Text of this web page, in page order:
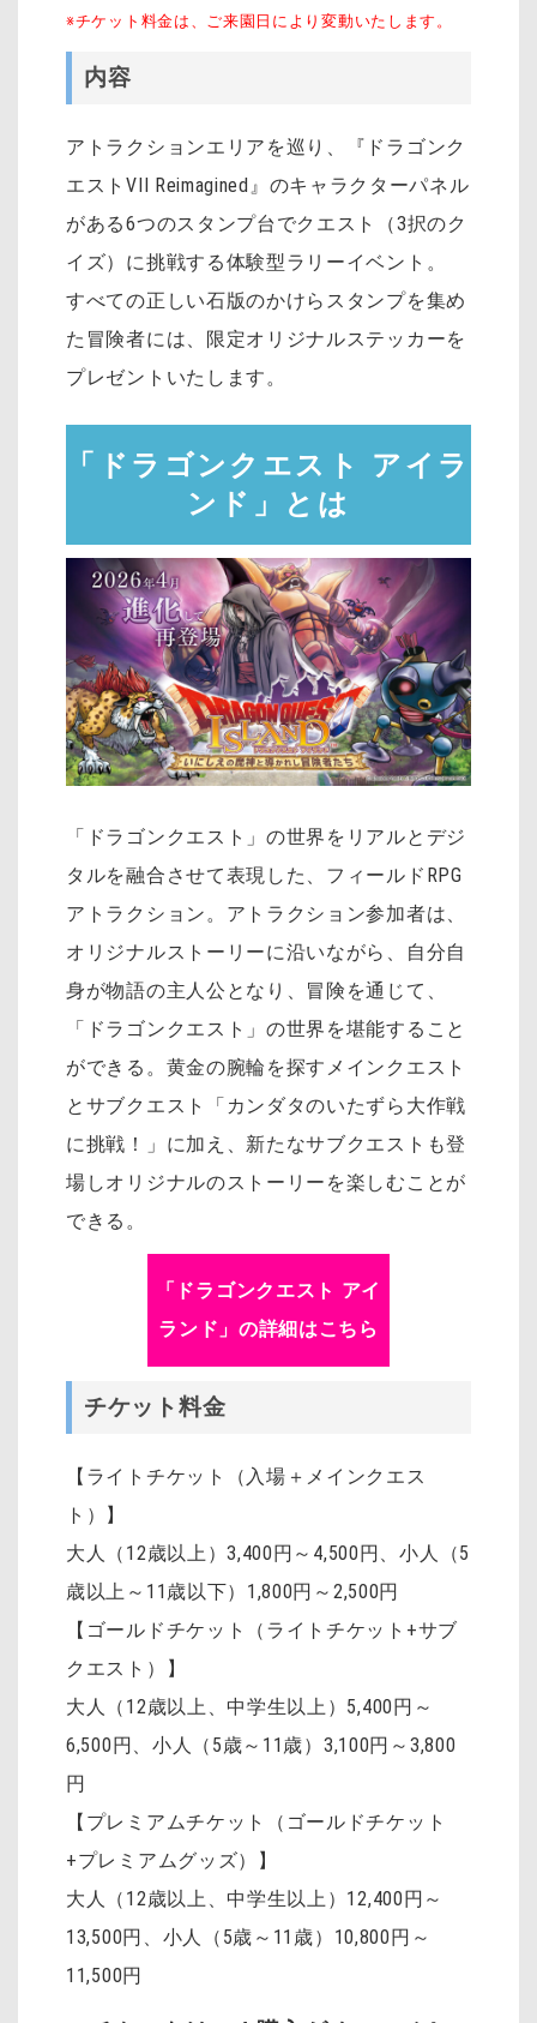
※チケット料金は、ご来園日により変動いたします。
内容
アトラクションエリアを巡り、『ドラゴンク
エストVII Reimagined』のキャラクターパネル
がある6つのスタンプ台でクエスト（3択のク
イズ）に挑戦する体験型ラリーイベント。
すべての正しい石版のかけらスタンプを集め
た冒険者には、限定オリジナルステッカーを
プレゼントいたします。
「ドラゴンクエスト アイラ
ンド」とは
「ドラゴンクエスト」の世界をリアルとデジ
タルを融合させて表現した、フィールドRPG
アトラクション。アトラクション参加者は、
オリジナルストーリーに沿いながら、自分自
身が物語の主人公となり、冒険を通じて、
「ドラゴンクエスト」の世界を堪能すること
ができる。黄金の腕輪を探すメインクエスト
とサブクエスト「カンダタのいたずら大作戦
に挑戦！」に加え、新たなサブクエストも登
場しオリジナルのストーリーを楽しむことが
できる。
「
ドラゴンクエスト アイ
ランド 」の詳細はこちら
チケット料金
【ライトチケット（入場＋メインクエス
ト）】
大人（12歳以上）3,400円～4,500円
、小人（5
歳以上～11歳以下）1,800円～2,500円
【ゴールドチケット（ライトチケット+サブ
クエスト）】
大人（12歳以上、中学生以上）5,400円～
6,500円、小人（5歳～11歳）3,100円～3,800
円
【プレミアムチケット（ゴールドチケット
+プレミアムグッズ）】
大人（12歳以上、中学生以上）12,400円～
13,500円、小人（5歳～11歳）10,800円～
11,500円